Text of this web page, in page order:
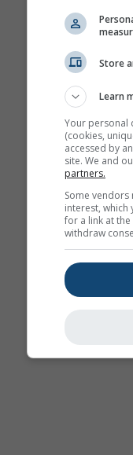
Store
Learn
Your personal
(cookies,
accessed by
site. We and
partners.
Some
interest,
for a link at
withdraw